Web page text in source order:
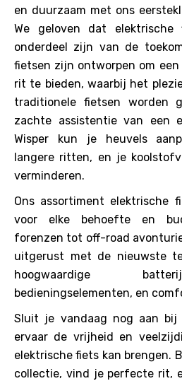
en duurzaam met ons
We geloven dat elektrische
onderdeel zijn van de
fietsen zijn ontworpen om
rit te bieden, waarbij het
traditionele fietsen worden
zachte assistentie van een
Wisper kun je heuvels
langere ritten, en je
verminderen.
Ons assortiment elektrische
voor elke behoefte en
forenzen tot off-road
uitgerust met de nieuwste
hoogwaardige
bedieningselementen, en
Sluit je vandaag nog aan bij
ervaar de vrijheid en
elektrische fiets kan brengen.
collectie, vind je perfecte rit,